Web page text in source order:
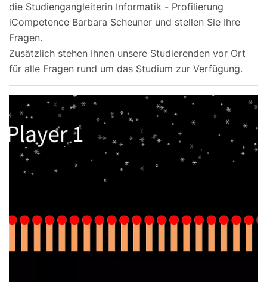
die Studiengangleiterin Informatik - Profilierung
iCompetence Barbara Scheuner und stellen Sie Ihre
Fragen.
Zusätzlich stehen Ihnen unsere Studierenden vor Ort
für alle Fragen rund um das Studium zur Verfügung.